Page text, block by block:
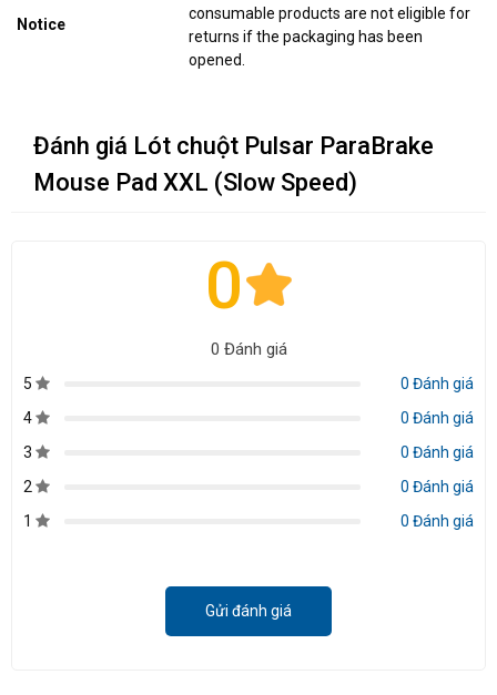
Notice
consumable products are not eligible for
returns if the packaging has been
opened.
Đánh giá Lót chuột Pulsar ParaBrake
Mouse Pad XXL (Slow Speed)
0
0 Đánh giá
5
0 Đánh giá
4
0 Đánh giá
3
0 Đánh giá
2
0 Đánh giá
1
0 Đánh giá
Gửi đánh giá